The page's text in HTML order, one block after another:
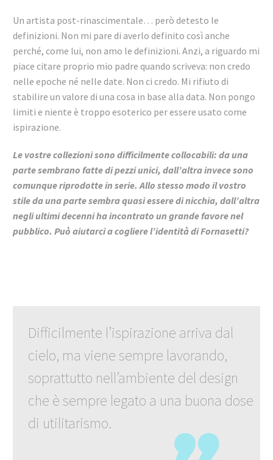
Un artista post-rinascimentale… però detesto le
definizioni. Non mi pare di averlo definito così anche
perché, come lui, non amo le definizioni. Anzi, a riguardo mi
piace citare proprio mio padre quando scriveva: non credo
nelle epoche né nelle date. Non ci credo. Mi rifiuto di
stabilire un valore di una cosa in base alla data. Non pongo
limiti e niente è troppo esoterico per essere usato come
ispirazione.
Le vostre collezioni sono difficilmente collocabili: da una
parte sembrano fatte di pezzi unici, dall’altra invece sono
comunque riprodotte in serie. Allo stesso modo il vostro
stile da una parte sembra quasi essere di nicchia, dall’altra
negli ultimi decenni ha incontrato un grande favore nel
pubblico. Può aiutarci a cogliere l’identità di Fornasetti?
Difficilmente l’ispirazione arriva dal
cielo, ma viene sempre lavorando,
soprattutto nell’ambiente del design
che è sempre legato a una buona dose
di utilitarismo.